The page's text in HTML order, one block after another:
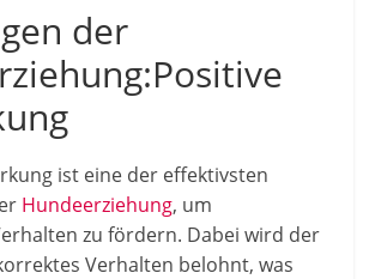
der
ist eine der effektivsten
Hundeerziehung, um
zu fördern. Dabei wird der
Verhalten belohnt, was